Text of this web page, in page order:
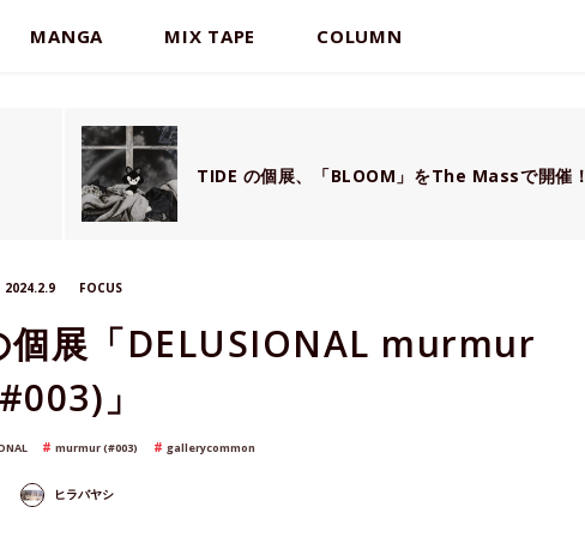
MANGA MIX TAPE COLUMN
TIDE の個展、「BLOOM」をThe Massで開催！
2024.2.9 FOCUS
個展「DELUSIONAL murmur
」
murmur (#003) gallerycommon
ヒラバヤシ